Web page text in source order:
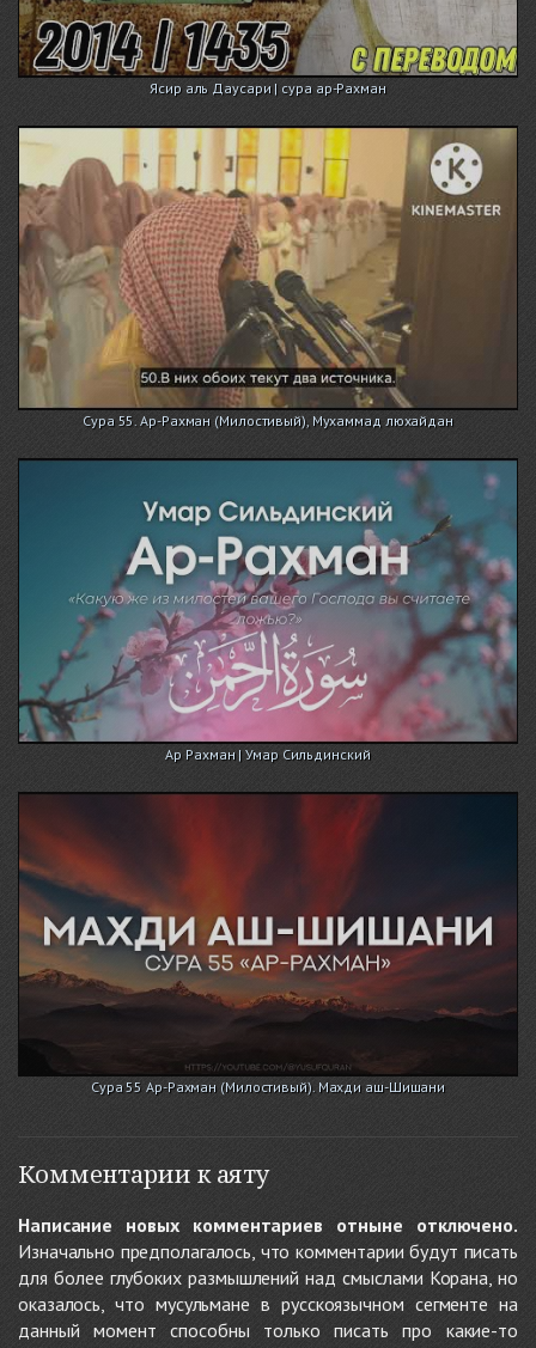
Ясир аль Даусари | сура ар-Рахман
Сура 55. Ар-Рахман (Милостивый), Мухаммад люхайдан
Ар Рахман | Умар Сильдинский
Сура 55 Ар-Рахман (Милостивый). Махди аш-Шишани
Комментарии к аяту
Написание новых комментариев отныне отключено.
Изначально предполагалось, что комментарии будут писать
для более глубоких размышлений над смыслами Корана, но
оказалось, что мусульмане в русскоязычном сегменте на
данный момент способны только писать про какие-то